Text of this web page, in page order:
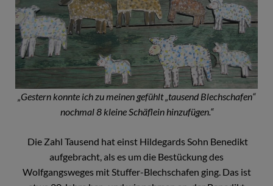
„Gestern konnte ich zu meinen gefühlt „tausend Blechschafen“
nochmal 8 kleine Schäflein hinzufügen.“
Die Zahl Tausend hat einst Hildegards Sohn Benedikt
aufgebracht, als es um die Bestückung des
Wolfgangsweges mit Stuffer-Blechschafen ging. Das ist